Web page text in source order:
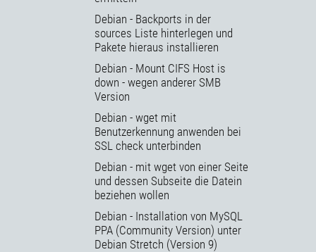
Debian - Backports in der
sources Liste hinterlegen und
Pakete hieraus installieren
Debian - Mount CIFS Host is
down - wegen anderer SMB
Version
Debian - wget mit
Benutzerkennung anwenden bei
SSL check unterbinden
Debian - mit wget von einer Seite
und dessen Subseite die Datein
beziehen wollen
Debian - Installation von MySQL
PPA (Community Version) unter
Debian Stretch (Version 9)